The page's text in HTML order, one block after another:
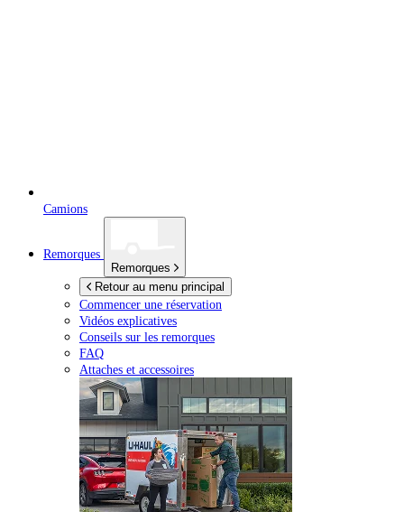
Camions
Remorques
Remorques
Retour au menu principal
Commencer une réservation
Vidéos explicatives
Conseils sur les remorques
FAQ
Attaches et accessoires